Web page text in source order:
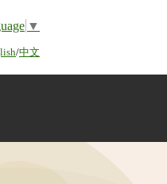
▼
/中文